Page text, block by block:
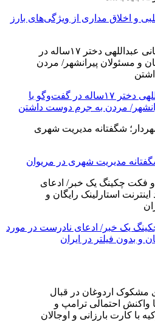
و اخلاق مداری از ویژگی‌های بارز
جزئیات قتل کانی عبداللهی دختر ۱۷ساله در گفت‌وگو با
مردن به جرم دوست داشتن
مدیریت شهری در مریوان
یک خبر/ ادعای نادرست در مورد
و بدون فیلتر در ایران